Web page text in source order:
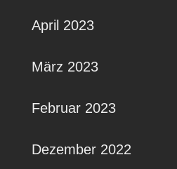
April 2023
März 2023
Februar 2023
Dezember 2022